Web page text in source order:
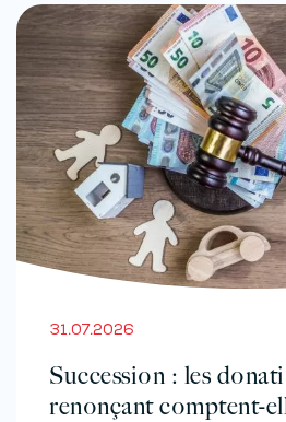
31.07.2026
Succession : les
renonçant comptent-